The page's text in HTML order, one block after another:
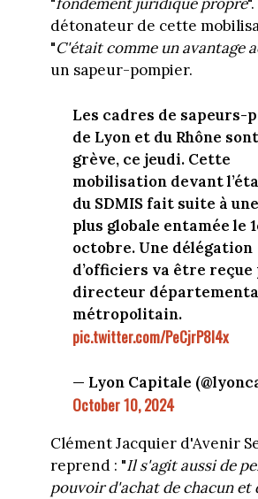
"fondement juridique propre
détonateur de cette
"C'était comme un avantage
un sapeur-pompier.
Les cadres de sapeurs-
de Lyon et du Rhône
grève, ce jeudi. Cette
mobilisation devant
du SDMIS fait suite à
plus globale entamée le
octobre. Une délégation
d’officiers va être reçue
directeur
métropolitain.
pic.twitter.com/PeCjrP8l4x
— Lyon Capitale
October 10, 2024
Clément Jacquier d'Avenir
reprend : "Il s'agit aussi de
pouvoir d'achat de chacun et